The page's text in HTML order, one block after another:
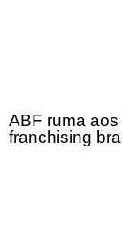
ABF ruma
franchising